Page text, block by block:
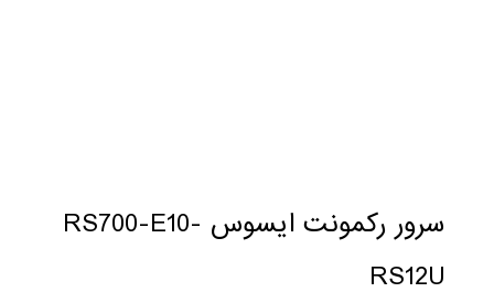
سرور رکمونت ایسوس RS700-E10-
RS12U